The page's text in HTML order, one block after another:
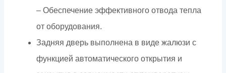
– Обеспечение эффективного отвода тепла
от оборудования.
Задняя дверь выполнена в виде жалюзи с
функцией автоматического открытия и